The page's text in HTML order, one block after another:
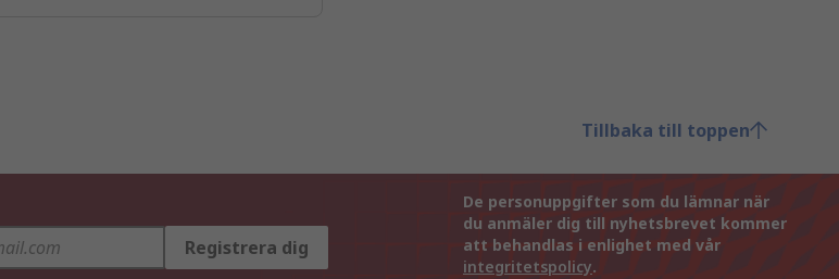
Tillbaka till toppen
Registrera dig
De personuppgifter som du lämnar när
du anmäler dig till nyhetsbrevet kommer
att behandlas i enlighet med vår
integritetspolicy.